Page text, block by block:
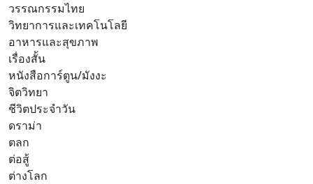
วรรณกรรมไทย
วิทยาการและเทคโนโลยี
อาหารและสุขภาพ
เรื่องสั้น
หนังสือการ์ตูน/มังงะ
จิตวิทยา
ชีวิตประจำวัน
ดราม่า
ตลก
ต่อสู้
ต่างโลก